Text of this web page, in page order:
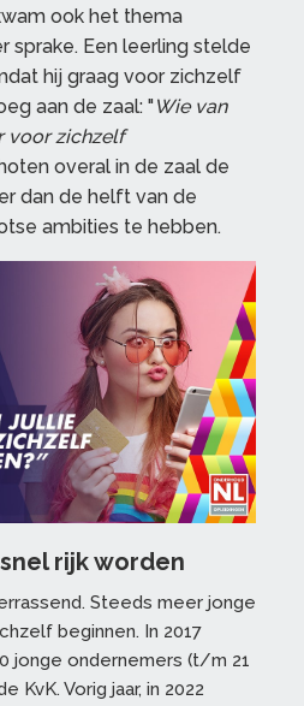
ook het thema
sprake. Een leerling stelde
hij graag voor zichzelf
aan de zaal: "Wie van
voor zichzelf
overal in de zaal de
dan de helft van de
ambities te hebben.
rijk worden
Steeds meer jonge
beginnen. In 2017
jonge ondernemers (t/m 21
KvK. Vorig jaar, in 2022